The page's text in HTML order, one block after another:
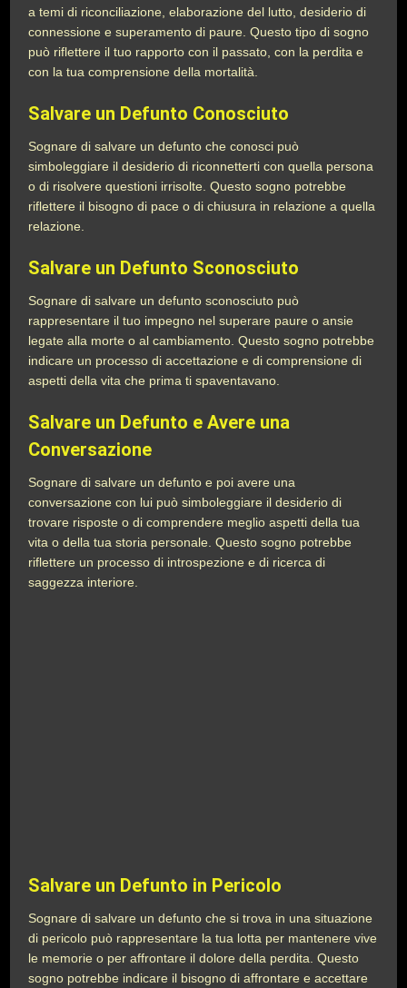
a temi di riconciliazione, elaborazione del lutto, desiderio di
connessione e superamento di paure. Questo tipo di sogno
può riflettere il tuo rapporto con il passato, con la perdita e
con la tua comprensione della mortalità.
Salvare un Defunto Conosciuto
Sognare di salvare un defunto che conosci può
simboleggiare il desiderio di riconnetterti con quella persona
o di risolvere questioni irrisolte. Questo sogno potrebbe
riflettere il bisogno di pace o di chiusura in relazione a quella
relazione.
Salvare un Defunto Sconosciuto
Sognare di salvare un defunto sconosciuto può
rappresentare il tuo impegno nel superare paure o ansie
legate alla morte o al cambiamento. Questo sogno potrebbe
indicare un processo di accettazione e di comprensione di
aspetti della vita che prima ti spaventavano.
Salvare un Defunto e Avere una
Conversazione
Sognare di salvare un defunto e poi avere una
conversazione con lui può simboleggiare il desiderio di
trovare risposte o di comprendere meglio aspetti della tua
vita o della tua storia personale. Questo sogno potrebbe
riflettere un processo di introspezione e di ricerca di
saggezza interiore.
Salvare un Defunto in Pericolo
Sognare di salvare un defunto che si trova in una situazione
di pericolo può rappresentare la tua lotta per mantenere vive
le memorie o per affrontare il dolore della perdita. Questo
sogno potrebbe indicare il bisogno di affrontare e accettare